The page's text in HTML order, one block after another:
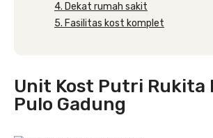
4. Dekat rumah sakit
5. Fasilitas kost komplet
Unit Kost Putri Rukita
Pulo Gadung